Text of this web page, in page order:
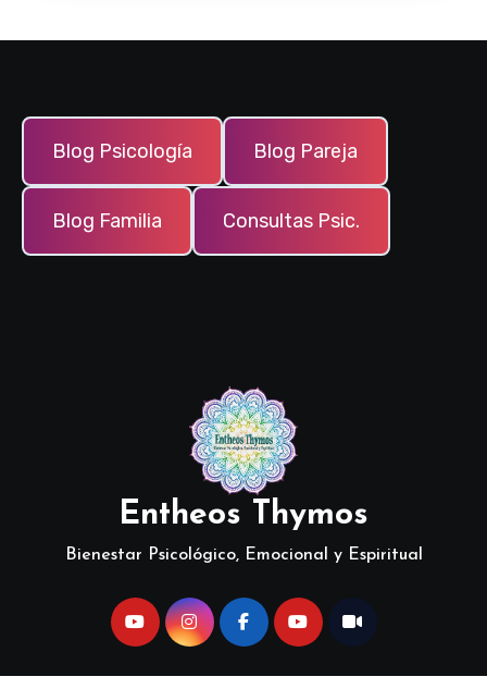
Blog Psicología Blog Pareja
Blog Familia Consultas Psic.
Entheos Thymos
Bienestar Psicológico, Emocional y Espiritual